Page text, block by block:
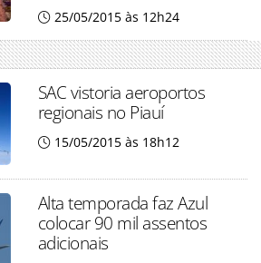
25/05/2015 às 12h24
SAC vistoria aeroportos
regionais no Piauí
15/05/2015 às 18h12
Alta temporada faz Azul
colocar 90 mil assentos
adicionais